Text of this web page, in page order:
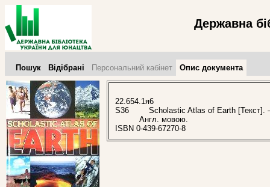
Державна
Пошук Відібрані Персональний кабінет Опис документа
22.654.1я6
S36
Scholastic Atlas of Earth
Англ. мовою.
ISBN 0-439-67270-8